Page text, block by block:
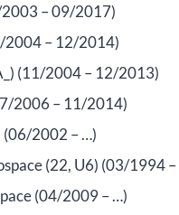
– 09/2017)
2004 – 12/2014)
(11/2004 – 12/2013)
2006 – 11/2014)
(06/2002 – …)
(22, U6) (03/1994
(04/2009 – …)